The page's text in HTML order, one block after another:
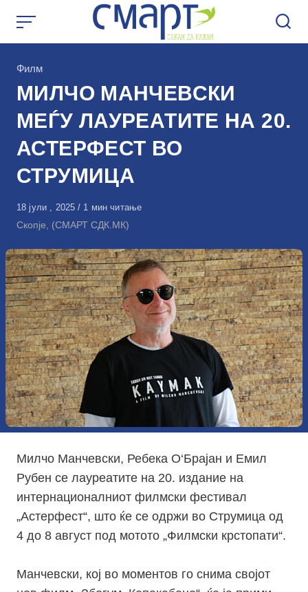
КАтегорија
Филм
МИЛЧО МАНЧЕВСКИ
МЕЃУ ЛАУРЕАТИТЕ НА 20.
АСТЕРФЕСТ ВО
СТРУМИЦА
Објавено
на
18 јули , 2025 1 мин читање
Скопје, (СМАРТ СДК.МК)
Милчо Манчевски, Ребека О‘Брајан и Емил
Рубен се лауреатите на 20. издание на
интернационалниот филмски фестивал
„Астерфест“, што ќе се одржи во Струмица од
4 до 8 август под мотото „Филмски крстопати“.
Манчевски, кој во моментов го снима својот